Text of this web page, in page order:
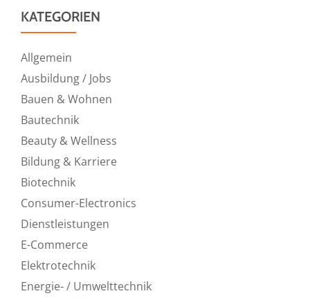
KATEGORIEN
Allgemein
Ausbildung / Jobs
Bauen & Wohnen
Bautechnik
Beauty & Wellness
Bildung & Karriere
Biotechnik
Consumer-Electronics
Dienstleistungen
E-Commerce
Elektrotechnik
Energie- / Umwelttechnik